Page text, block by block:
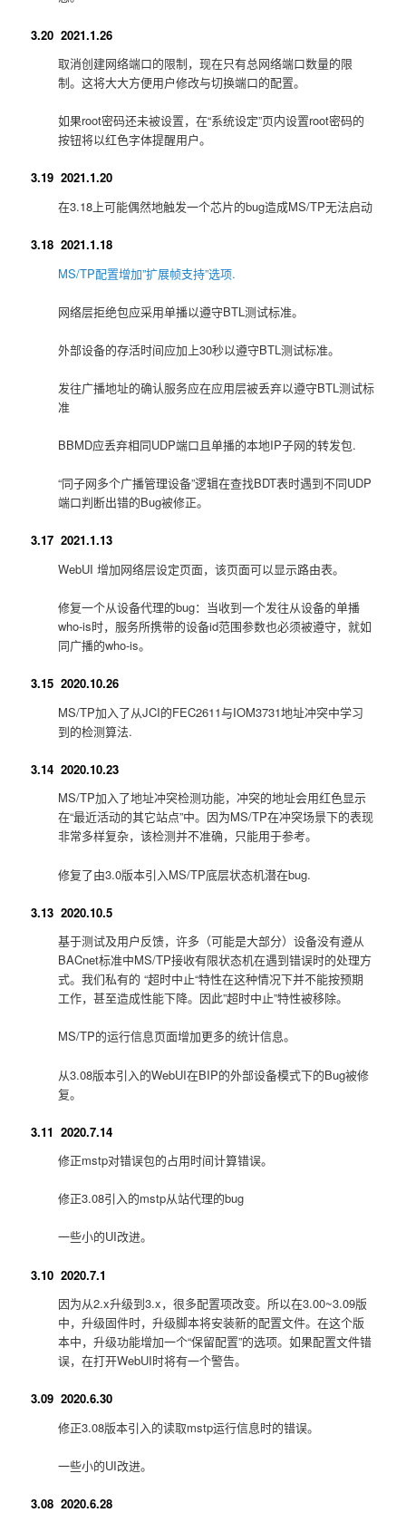
3.20 2021.1.26
取消创建网络端口的限制，现在只有总网络端口数量的限
制。这将大大方便用户修改与切换端口的配置。
如果root密码还未被设置，在“系统设定”页内设置root密码的
按钮将以红色字体提醒用户。
3.19 2021.1.20
在3.18上可能偶然地触发一个芯片的bug造成MS/TP无法启动
3.18 2021.1.18
MS/TP配置增加”扩展帧支持”选项.
网络层拒绝包应采用单播以遵守BTL测试标准。
外部设备的存活时间应加上30秒以遵守BTL测试标准。
发往广播地址的确认服务应在应用层被丢弃以遵守BTL测试标
准
BBMD应丢弃相同UDP端口且单播的本地IP子网的转发包.
“同子网多个广播管理设备”逻辑在查找BDT表时遇到不同UDP
端口判断出错的Bug被修正。
3.17 2021.1.13
WebUI 增加网络层设定页面，该页面可以显示路由表。
修复一个从设备代理的bug：当收到一个发往从设备的单播
who-is时，服务所携带的设备id范围参数也必须被遵守，就如
同广播的who-is。
3.15 2020.10.26
MS/TP加入了从JCI的FEC2611与IOM3731地址冲突中学习
到的检测算法.
3.14 2020.10.23
MS/TP加入了地址冲突检测功能，冲突的地址会用红色显示
在“最近活动的其它站点”中。因为MS/TP在冲突场景下的表现
非常多样复杂，该检测并不准确，只能用于参考。
修复了由3.0版本引入MS/TP底层状态机潜在bug.
3.13 2020.10.5
基于测试及用户反馈，许多（可能是大部分）设备没有遵从
BACnet标准中MS/TP接收有限状态机在遇到错误时的处理方
式。我们私有的 “超时中止“特性在这种情况下并不能按预期
工作，甚至造成性能下降。因此”超时中止”特性被移除。
MS/TP的运行信息页面增加更多的统计信息。
从3.08版本引入的WebUI在BIP的外部设备模式下的Bug被修
复。
3.11 2020.7.14
修正mstp对错误包的占用时间计算错误。
修正3.08引入的mstp从站代理的bug
一些小的UI改进。
3.10 2020.7.1
因为从2.x升级到3.x，很多配置项改变。所以在3.00~3.09版
中，升级固件时，升级脚本将安装新的配置文件。在这个版
本中，升级功能增加一个“保留配置”的选项。如果配置文件错
误，在打开WebUI时将有一个警告。
3.09 2020.6.30
修正3.08版本引入的读取mstp运行信息时的错误。
一些小的UI改进。
3.08 2020.6.28